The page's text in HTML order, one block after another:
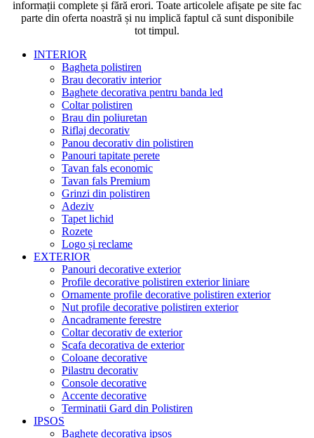
informații complete și fără erori. Toate articolele afișate pe site fac
parte din oferta noastră și nu implică faptul că sunt disponibile
tot timpul.
INTERIOR
Bagheta polistiren
Brau decorativ interior
Baghete decorativa pentru banda led
Coltar polistiren
Brau din poliuretan
Riflaj decorativ
Panou decorativ din polistiren
Panouri tapitate perete
Tavan fals economic
Tavan fals Premium
Grinzi din polistiren
Adeziv
Tapet lichid
Rozete
Logo și reclame
EXTERIOR
Panouri decorative exterior
Profile decorative polistiren exterior liniare
Ornamente profile decorative polistiren exterior
Nut profile decorative polistiren exterior
Ancadramente ferestre
Coltar decorativ de exterior
Scafa decorativa de exterior
Coloane decorative
Pilastru decorativ
Console decorative
Accente decorative
Terminatii Gard din Polistiren
IPSOS
Baghete decorativa ipsos